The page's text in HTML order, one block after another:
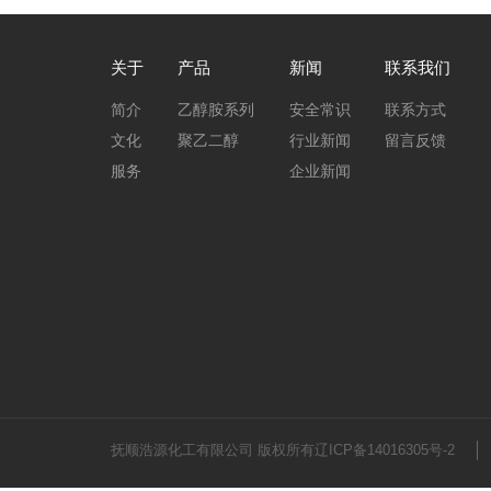
关于
简介
文化
服务
产品
乙醇胺系列
聚乙二醇
新闻
安全常识
行业新闻
企业新闻
联系我们
联系方式
留言反馈
抚顺浩源化工有限公司 版权所有辽ICP备14016305号-2